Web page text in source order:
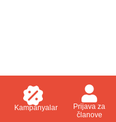
Kampanyalar
Prijava za
članove